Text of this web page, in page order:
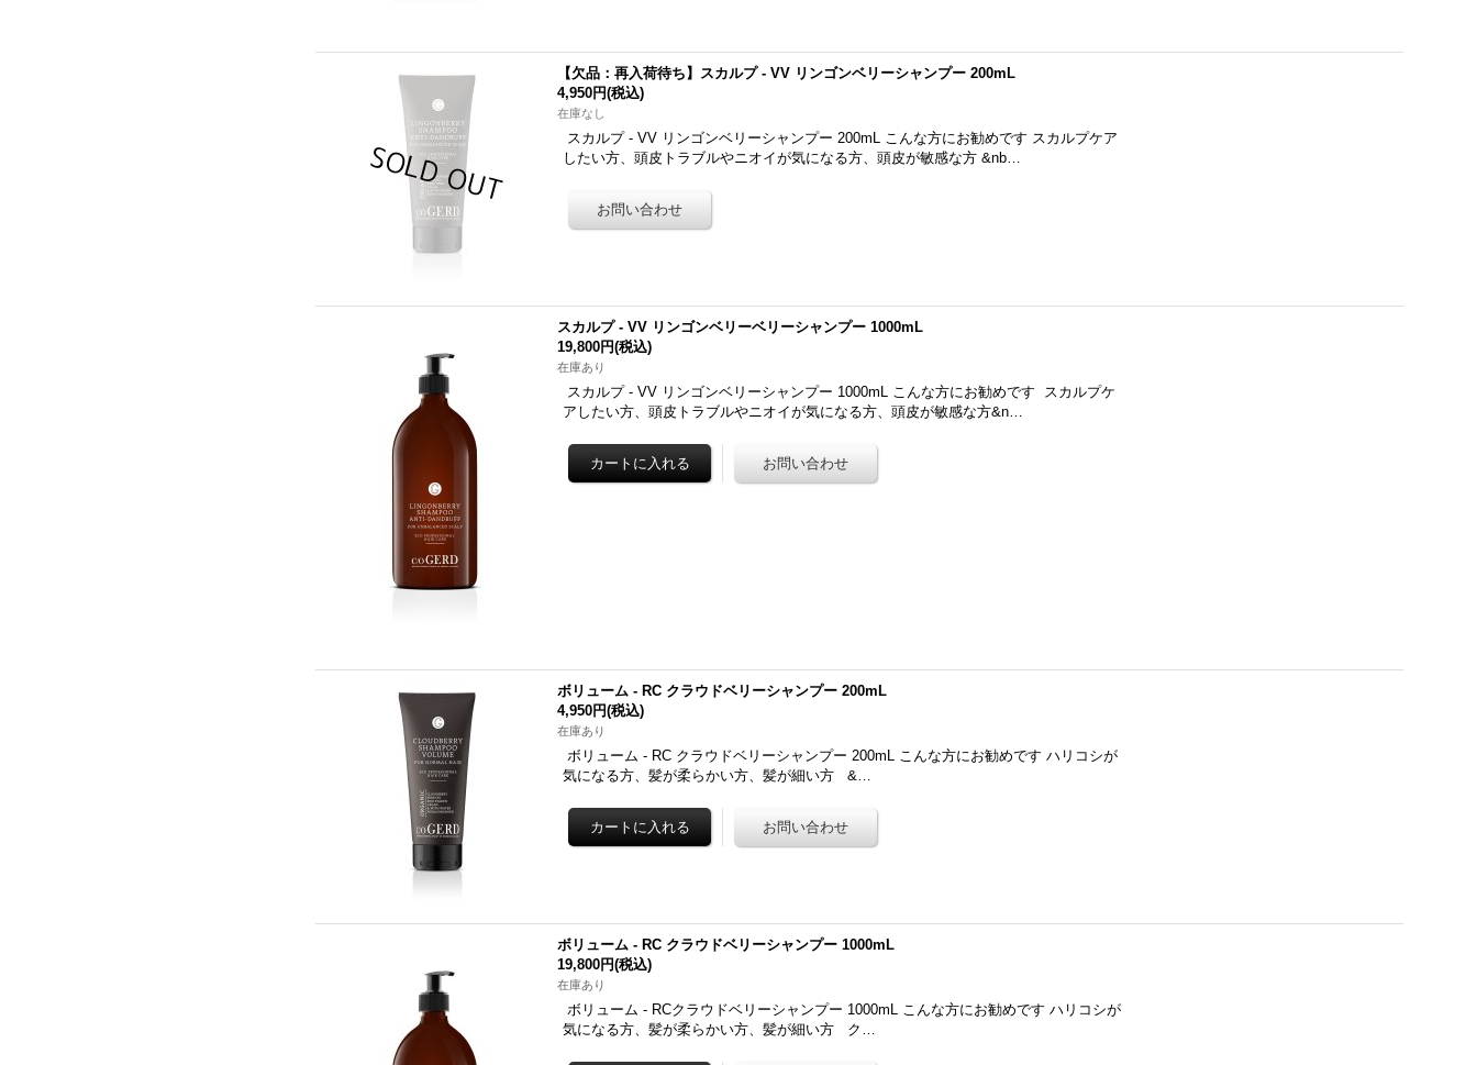
【欠品：再入荷待ち】スカルプ - VV リンゴンベリーシャンプー 200mL
4,950円(税込)
在庫なし
スカルプ - VV リンゴンベリーシャンプー 200mL こんな方にお勧めです スカルプケア
したい方、頭皮トラブルやニオイが気になる方、頭皮が敏感な方 &nb…
スカルプ - VV リンゴンベリーベリーシャンプー 1000mL
19,800円(税込)
在庫あり
スカルプ - VV リンゴンベリーシャンプー 1000mL こんな方にお勧めです スカルプケ
アしたい方、頭皮トラブルやニオイが気になる方、頭皮が敏感な方&n…
ボリューム - RC クラウドベリーシャンプー 200mL
4,950円(税込)
在庫あり
ボリューム - RC クラウドベリーシャンプー 200mL こんな方にお勧めです ハリコシが
気になる方、髪が柔らかい方、髪が細い方 &…
ボリューム - RC クラウドベリーシャンプー 1000mL
19,800円(税込)
在庫あり
ボリューム - RCクラウドベリーシャンプー 1000mL こんな方にお勧めです ハリコシが
気になる方、髪が柔らかい方、髪が細い方 ク…